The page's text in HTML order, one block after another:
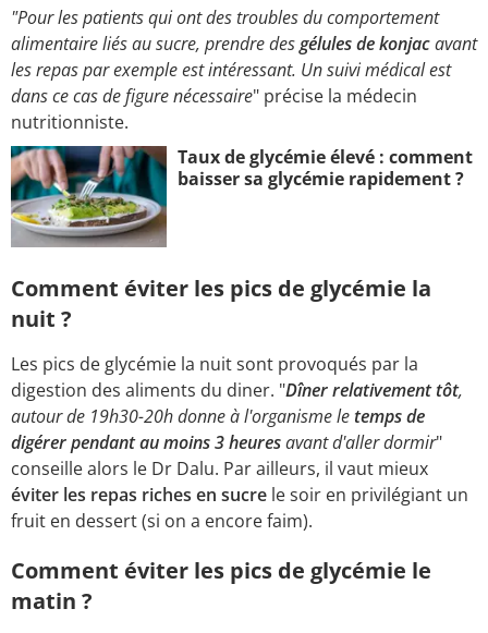
"Pour les patients qui ont des troubles du comportement
alimentaire liés au sucre, prendre desgélules de konjacavant
les repas par exemple est intéressant. Un suivi médical est
dans ce cas de figure nécessaire" précise la médecin
nutritionniste.
Taux de glycémie élevé : comment
baisser sa glycémie rapidement ?
Comment éviter les pics de glycémie la
nuit ?
Les pics de glycémie la nuit sont provoqués par la
digestion des aliments du diner. "Dîner relativement tôt,
autour de 19h30-20h donne à l'organisme le temps de
digérer pendant au moins 3 heuresavant d'aller dormir"
conseille alors le Dr Dalu. Par ailleurs, il vaut mieux
éviter les repas riches en sucre le soir en privilégiant un
fruit en dessert (si on a encore faim).
Comment éviter les pics de glycémie le
matin ?